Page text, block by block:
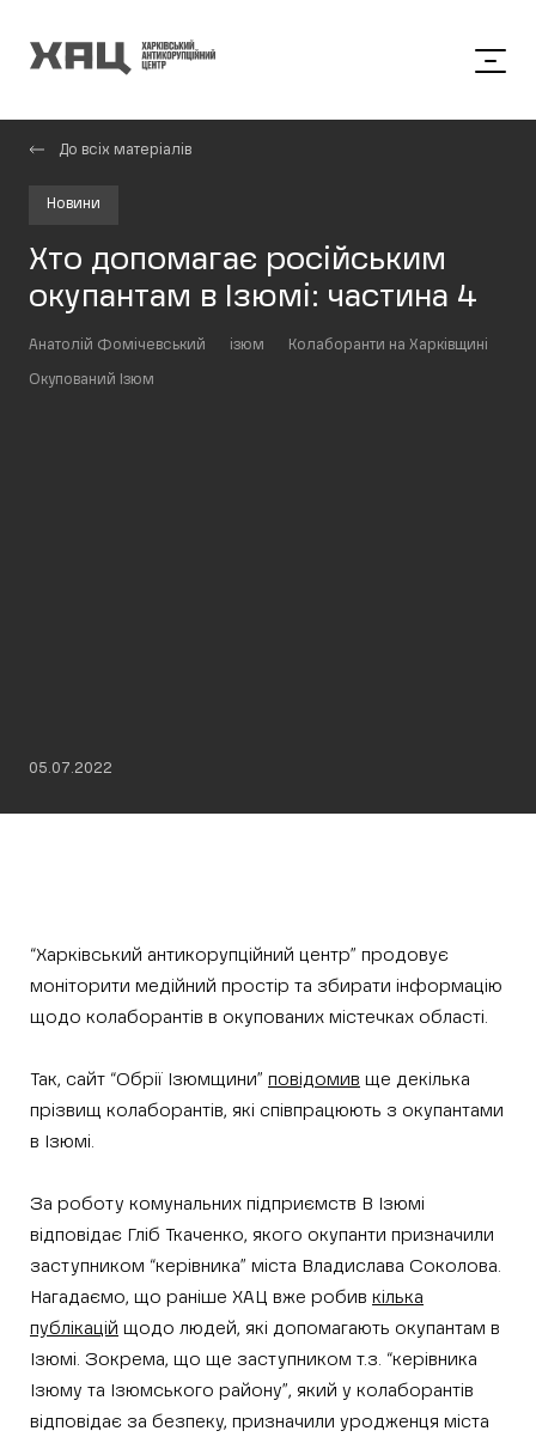
До всіх матеріалів
Новини
Хто допомагає російським
окупантам в Ізюмі: частина 4
Анатолій Фомічевський ізюм Колаборанти на Харківщині
Окупований Ізюм
05.07.2022
“Харківський антикорупційний центр” продовує
моніторити медійний простір та збирати інформацію
щодо колаборантів в окупованих містечках області.
Так, сайт “Обрії Ізюмщини” повідомив ще декілька
прізвищ колаборантів, які співпрацюють з окупантами
в Ізюмі.
За роботу комунальних підприємств В Ізюмі
відповідає Гліб Ткаченко, якого окупанти призначили
заступником “керівника” міста Владислава Соколова.
Нагадаємо, що раніше ХАЦ вже робив кілька
публікацій щодо людей, які допомагають окупантам в
Ізюмі. Зокрема, що ще заступником т.з. “керівника
Ізюму та Ізюмського району”, який у колаборантів
відповідає за безпеку, призначили уродженця міста